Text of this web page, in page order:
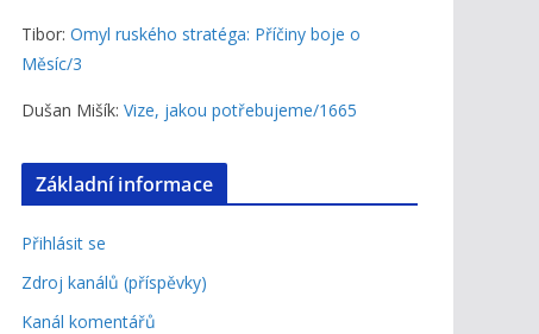
Tibor: Omyl ruského stratéga: Příčiny boje o
Měsíc/3
Dušan Mišík: Vize, jakou potřebujeme/1665
Základní informace
Přihlásit se
Zdroj kanálů (příspěvky)
Kanál komentářů